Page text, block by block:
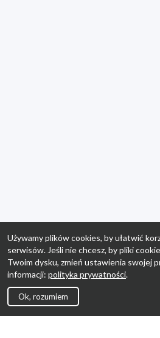
Używamy plików cookies, by ułatwić
serwisów. Jeśli nie chcesz, by pliki
Twoim dysku, zmień ustawienia swojej
informacji: polityka prywatności.
Ok, rozumiem